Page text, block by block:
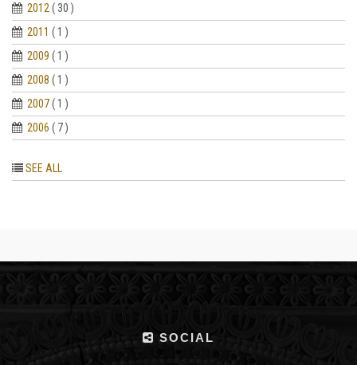
2012 ( 30 )
2011 ( 1 )
2009 ( 1 )
2008 ( 1 )
2007( 1 )
2006 ( 7 )
SEE ALL
SOCIAL